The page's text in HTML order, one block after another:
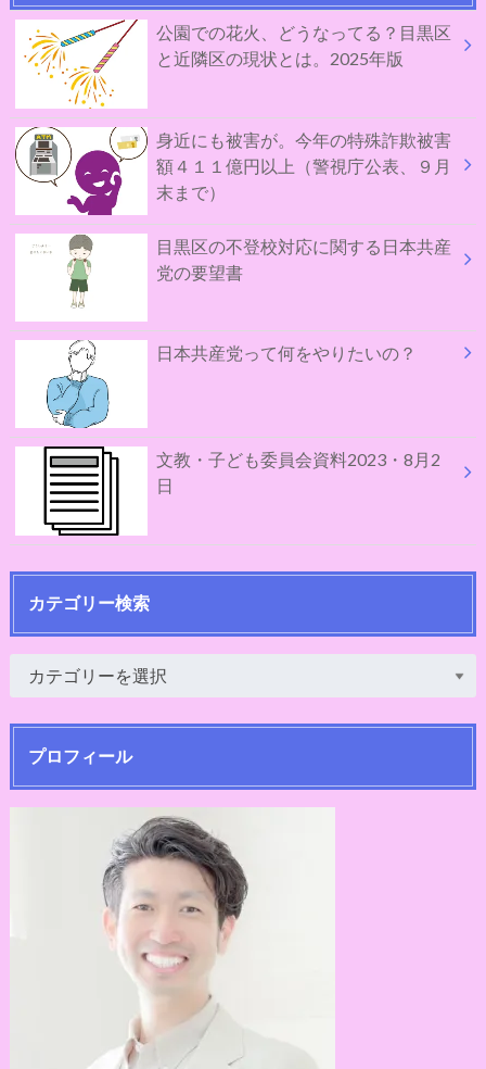
公園での花火、どうなってる？目黒区
と近隣区の現状とは。2025年版
身近にも被害が。今年の特殊詐欺被害
額４１１億円以上（警視庁公表、９月
末まで）
目黒区の不登校対応に関する日本共産
党の要望書
日本共産党って何をやりたいの？
文教・子ども委員会資料2023・8月2
日
カテゴリー検索
プロフィール